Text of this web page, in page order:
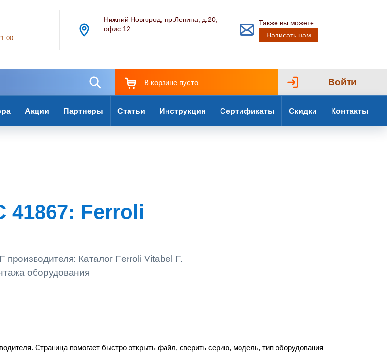
Нижний Новгород, пр.Ленина, д.20,
офис 12
Также вы можете
Написать нам
В корзине пусто Войти
Акции Партнеры Статьи Инструкции Сертификаты Скидки Контакты
41867: Ferroli
Каталог Ferroli Vitabel F.
оборудования
Страница помогает быстро открыть файл, сверить серию, модель, тип оборудования